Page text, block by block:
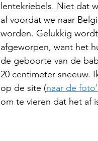
lentekriebels. Niet dat
af voordat we naar
worden. Gelukkig
afgeworpen, want het
de geboorte van de
20 centimeter sneeuw.
op de site (naar de
om te vieren dat het af